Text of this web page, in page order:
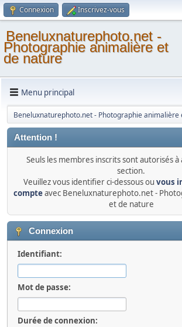
Connexion Inscrivez-vous
Beneluxnaturephoto.net -
Photographie animalière et
de nature
Menu principal
Beneluxnaturephoto.net - Photographie animalière
Attention !
Seuls les membres inscrits sont autorisés à
section.
Veuillez vous identifier ci-dessous ou vous
compteavec Beneluxnaturephoto.net -
et de nature
Connexion
Identifiant:
Mot de passe:
Durée de connexion: